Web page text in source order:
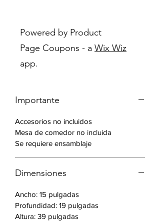
cromado.
Características:
Materiales del producto: acero,
Color base: cromo
Incluye: 1 stool de counter
Powered by Product
Page Coupons - a Wix Wiz
app.
Importante
Accesorios no incluidos
Mesa de comedor no incluida
Se requiere ensamblaje
Dimensiones
Ancho: 15 pulgadas
Profundidad: 19 pulgadas
Altura: 39 pulgadas